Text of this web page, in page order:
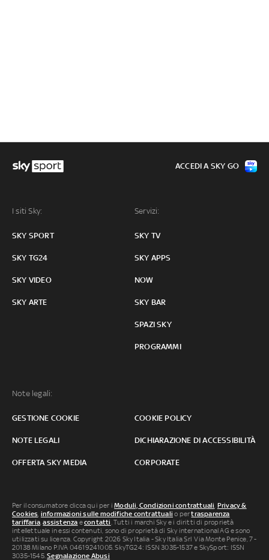
I siti Sky:
SKY SPORT
SKY TG24
SKY VIDEO
SKY ARTE
Servizi:
SKY TV
SKY APPS
NOW
SKY BAR
SPAZI SKY
PROGRAMMI
Note legali:
GESTIONE COOKIE COOKIE POLICY
NOTE LEGALI DICHIARAZIONE DI ACCESSIBILITÀ
OFFERTA SKY MEDIA CORPORATE
ACCEDI A SKY GO
Per il consumatore clicca qui per iModuli, Condizioni contrattuali Privacy &
Cookies informazioni sulle modifiche contrattuali o pertrasparenza
tariffaria ,assistenza econtatti . Tutti i marchi Sky e i diritti di proprietà
intellettuale in essi contenuti, sono di proprietà di Sky international AG e sono
utilizzati su licenza. Copyright 2026 Sky Italia - Sky Italia Srl Via Monte Penice, 7 -
20138 Milano P.IVA 04619241005. SkyTG24: ISSN 3035-1537 e SkySport: ISSN
3035-1545.Segnalazione Abusi